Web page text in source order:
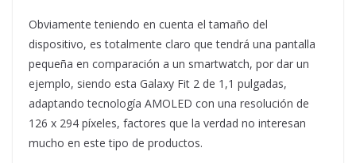
Obviamente teniendo en cuenta el tamaño del
dispositivo, es totalmente claro que tendrá una pantalla
pequeña en comparación a un smartwatch, por dar un
ejemplo, siendo esta Galaxy Fit 2 de 1,1 pulgadas,
adaptando tecnología AMOLED con una resolución de
126 x 294 píxeles, factores que la verdad no interesan
mucho en este tipo de productos.